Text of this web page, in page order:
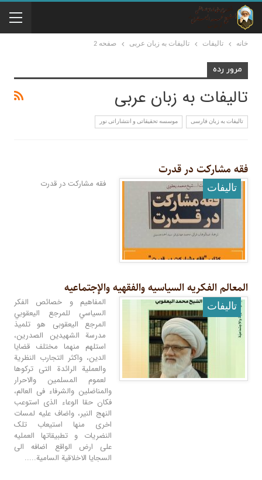
خانه تالیفات تالیفات به زبان عربی صفحه 2
مرور رده
تالیفات به زبان عربی
تالیفات به زبان فارسی موسسه تحقيقاتى و انتشاراتى نور
فقه مشارکت در قدرت
تالیفات فقه مشارکت در قدرت
المعالم الفکریه السیاسیه والفقهیه والإجتماعیه
تالیفات
المفاهیم و خصائص الفکر
السياسي للمرجع اليعقوبي
المرجع الیعقوبی هو تلمیذ
مدرسة الشهیدین الصدرین،
استلهم منهما مختلف قضایا
الدین، واکثر التجارب النظریة
والعملیة الرائدة التی ترکوها
لعموم المسلمین والاحرار
والمناضلین والشرفاء فی العالم،
فکان حقا الوعاء الذی استوعب
النهج النیر، واضاف علیه لمسات
اخری منها استیعاب تلک
النضریات و تطبیقاتها العملیه
علی ارض الواقع اضافه الی
السجایا الاخلاقیة السامیة.....